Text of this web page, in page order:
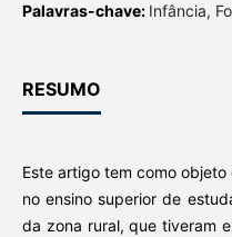
Palavras-chave: Infância,
RESUMO
Este artigo tem como
no ensino superior de
da zona rural, que tiveram